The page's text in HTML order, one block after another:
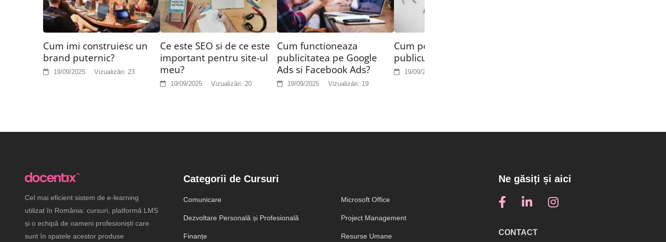
Cum imi construiesc un
brand puternic?
19/09/2025 Vizualizări: 23
Ce este SEO si de ce este
important pentru site-ul
meu?
19/09/2025 Vizualizări: 20
Cum functioneaza
publicitatea pe Google
Ads si Facebook Ads?
19/09/2025 Vizualizări: 19
Cum pot afla care este
publicul meu tinta?
19/09/2025
Cel mai eficient sistem de e-learning
utilizat în România: cursuri, platformă LMS
și o echipă de oameni profesioniști care
sunt în spatele acestor produse
Categorii de Cursuri
Comunicare
Dezvoltare Personală și Profesională
Finanțe
Microsoft Office
Project Management
Resurse Umane
Ne găsiți și aici
CONTACT